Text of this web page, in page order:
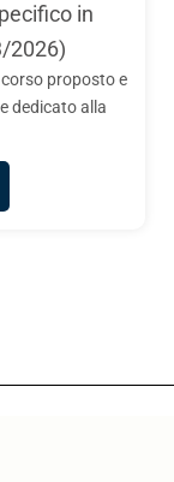
in
2026)
proposto e
dedicato alla
INAF, INAPP, ISS,
Università…